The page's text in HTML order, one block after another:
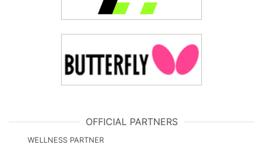
OFFICIAL PARTNERS
WELLNESS PARTNER